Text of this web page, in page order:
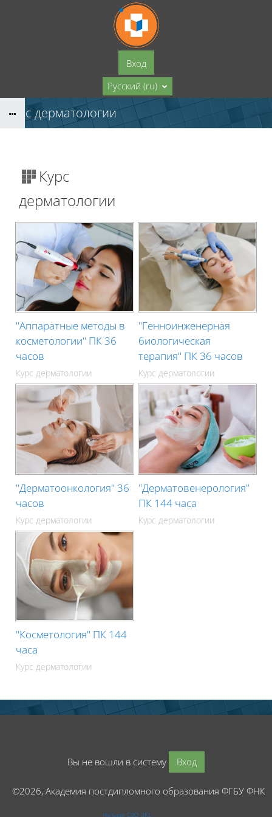
Перейти к основному содержанию
Вход
Русский ‎(ru)‎
Курс дерматологии
Курс
дерматологии
"Аппаратные методы в
косметологии" ПК 36
часов
Курс дерматологии
"Генноинженерная
биологическая
терапия" ПК 36 часов
Курс дерматологии
"Дерматоонкология" 36
часов
Курс дерматологии
"Дерматовенерология"
ПК 144 часа
Курс дерматологии
"Косметология" ПК 144
часа
Курс дерматологии
Вы не вошли в систему Вход
©2026, Академия постдипломного образования ФГБУ
На базе СЭО 3KL